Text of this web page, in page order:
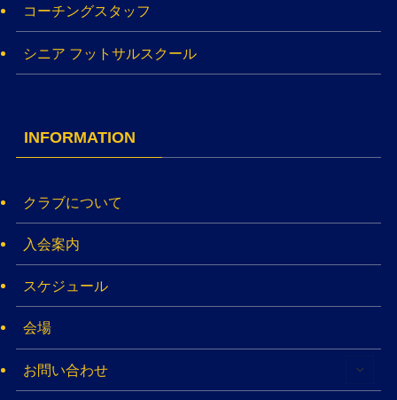
コーチングスタッフ
シニア フットサルスクール
INFORMATION
クラブについて
入会案内
スケジュール
会場
お問い合わせ